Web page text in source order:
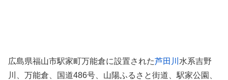
広島県福山市駅家町万能倉に設置された芦田川 水系吉野
川、万能倉、国道486号、山陽ふるさと街道、駅家公園、